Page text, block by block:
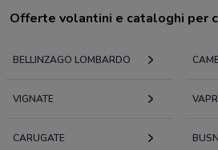
Offerte volantini e cataloghi per
BELLINZAGO LOMBARDO
VIGNATE
CARUGATE